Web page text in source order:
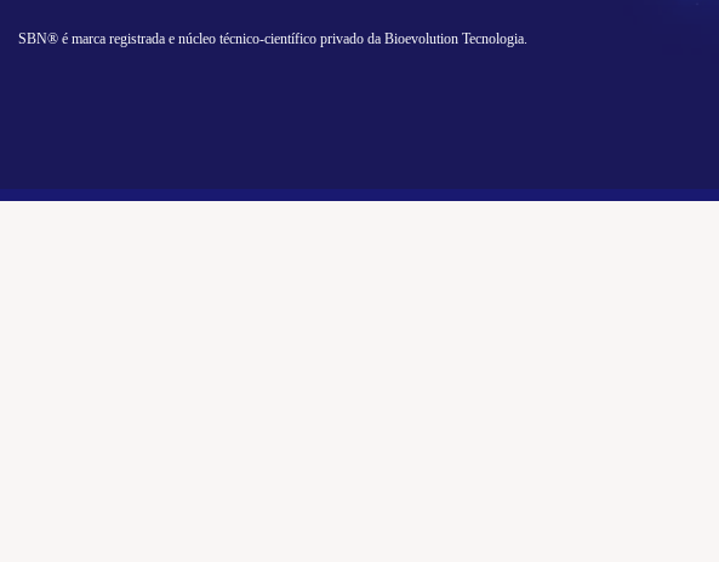
SBN® é marca registrada e núcleo técnico-científico privado da Bioevolution Tecnologia.